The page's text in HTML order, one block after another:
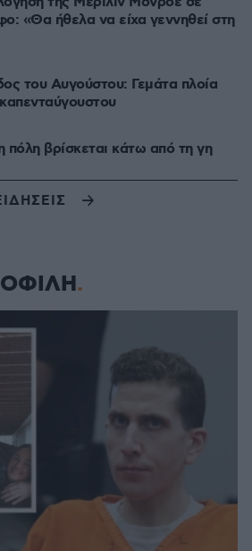
«Θα ήθελα να είχα γεννηθεί στη
του Αυγούστου: Γεμάτα πλοία
πόλη βρίσκεται κάτω από τη γη